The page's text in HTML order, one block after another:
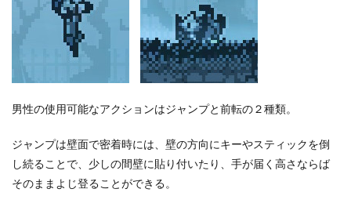
男性の使用可能なアクションはジャンプと前転の２種類。
ジャンプは壁面で密着時には、壁の方向にキーやスティックを倒
し続ることで、少しの間壁に貼り付いたり、手が届く高さならば
そのままよじ登ることができる。